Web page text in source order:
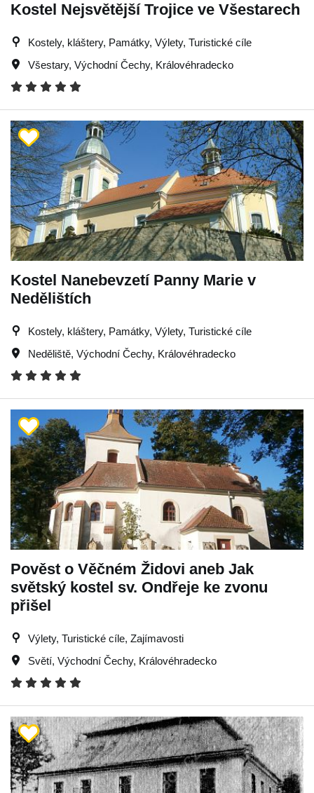
Kostel Nejsvětější Trojice ve Všestarech
Kostely, kláštery, Památky, Výlety, Turistické cíle
Všestary, Východní Čechy, Královéhradecko
Kostel Nanebevzetí Panny Marie v
Nedělištích
Kostely, kláštery, Památky, Výlety, Turistické cíle
Neděliště, Východní Čechy, Královéhradecko
Pověst o Věčném Židovi aneb Jak
světský kostel sv. Ondřeje ke zvonu
přišel
Výlety, Turistické cíle, Zajímavosti
Světí, Východní Čechy, Královéhradecko